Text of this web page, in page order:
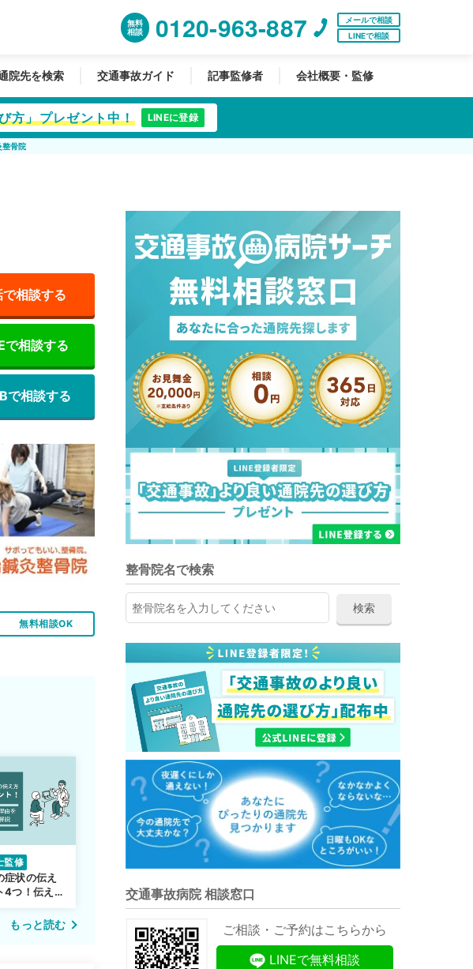
無料
相談
0120-963-887
メールで相談
LINEで相談
院先を検索 交通事故ガイド 記事監修者 会社概要・監修
方」プレゼント中！ LINEに登録
整骨院
で相談する
で相談する
で相談する
無料相談OK
監修
症状の伝え
4つ！伝え方
由も解説
もっと読む
整骨院名で検索
交通事故病院 相談窓口
ご相談・ご予約はこちらから
LINEで無料相談